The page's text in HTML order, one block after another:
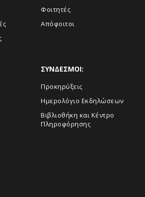
Φοιτητές
Απόφοιτοι
ΣΥΝΔΕΣΜΟΙ:
Προκηρύξεις
Ημερολόγιο Εκδηλώσεων
Βιβλιοθήκη και Κέντρο
Πληροφόρησης